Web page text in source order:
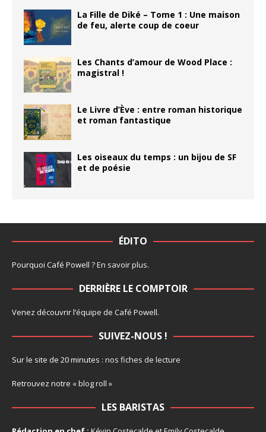
La Fille de Diké – Tome 1 : Une maison
de feu, alerte coup de coeur
Les Chants d’amour de Wood Place :
magistral !
Le Livre d’Ève : entre roman historique
et roman fantastique
Les oiseaux du temps : un bijou de SF
et de poésie
ÉDITO
Pourquoi Café Powell ?En savoir plus.
DERRIÈRE LE COMPTOIR
Venez découvrir l’équipe de Café Powell.
SUIVEZ-NOUS !
Sur le site de 20 minutes : nos fiches de lecture
Retrouvez notre « blog roll »
LES BARISTAS